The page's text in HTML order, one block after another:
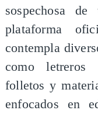
sospechosa
plataforma
contempla
como letreros
folletos y
enfocados en